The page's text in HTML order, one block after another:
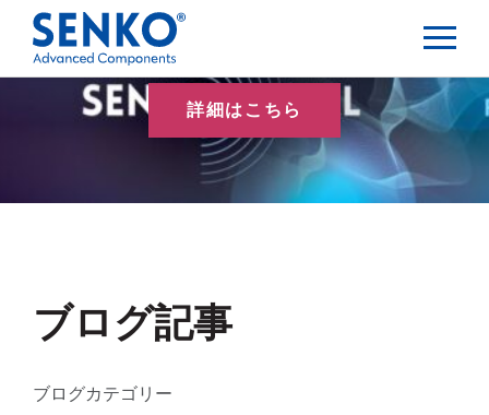
詳細はこちら
ブログ記事
ブログカテゴリー